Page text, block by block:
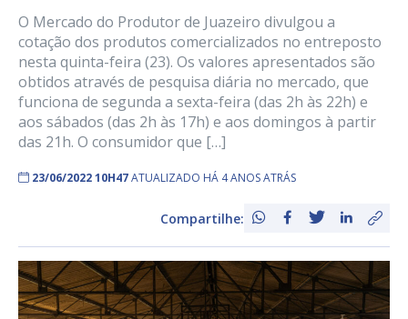
O Mercado do Produtor de Juazeiro divulgou a
cotação dos produtos comercializados no entreposto
nesta quinta-feira (23). Os valores apresentados são
obtidos através de pesquisa diária no mercado, que
funciona de segunda a sexta-feira (das 2h às 22h) e
aos sábados (das 2h às 17h) e aos domingos à partir
das 21h. O consumidor que […]
23/06/2022 10H47ATUALIZADO HÁ 4 ANOS ATRÁS
Compartilhe: